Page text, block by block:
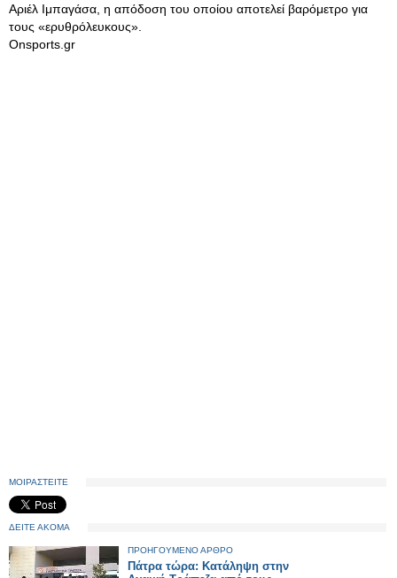
Αριέλ Ιμπαγάσα, η απόδοση του οποίου αποτελεί βαρόμετρο για
τους «ερυθρόλευκους».
Onsports.gr
ΜΟΙΡΑΣΤΕΙΤΕ
ΔΕΙΤΕ ΑΚΟΜΑ
ΠΡΟΗΓΟΥΜΕΝΟ ΑΡΘΡΟ
Πάτρα τώρα: Κατάληψη στην